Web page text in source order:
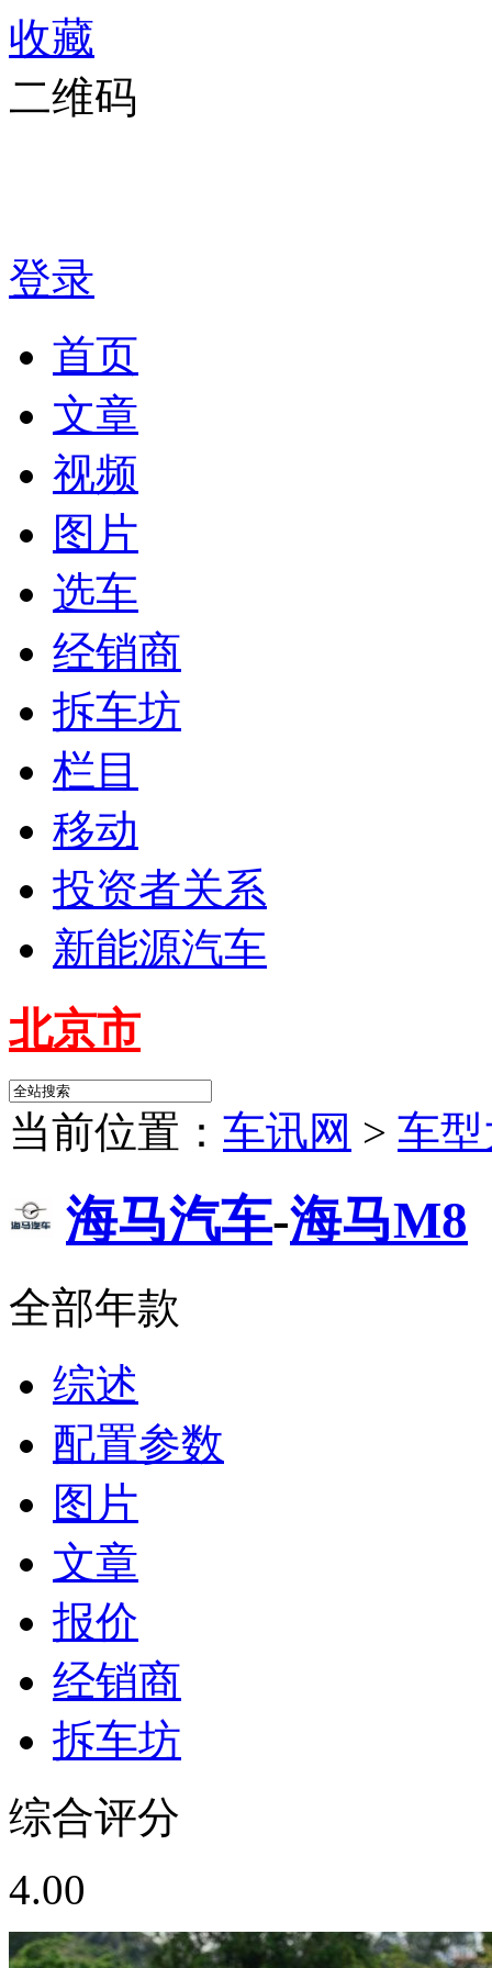
收藏
二维码
登录
首页
文章
视频
图片
选车
经销商
拆车坊
栏目
移动
投资者关系
新能源汽车
北京市
当前位置： 车讯网 > 车
海马汽车-海马M8
全部年款
综述
配置参数
图片
文章
报价
经销商
拆车坊
综合评分
4.00